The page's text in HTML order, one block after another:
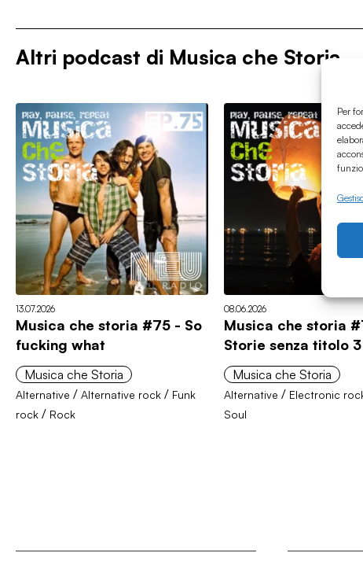
Per
Altri podcast di Musica che Storia
13.07.2026
Musica che storia #75 - So
fucking what
Musica che Storia
Alternative / Alternative rock / Funk
rock / Rock
08.06.2026
Musica che storia
Storie senza titolo 3
Musica che Storia
Alternative / Electronic
Soul